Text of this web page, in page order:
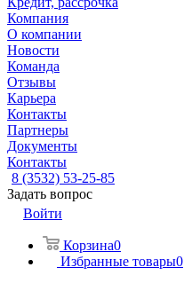
Компания
О компании
Новости
Команда
Отзывы
Карьера
Контакты
Партнеры
Документы
Контакты
8 (3532) 53-25-85
Задать вопрос
Войти
Корзина0
Избранные товары0